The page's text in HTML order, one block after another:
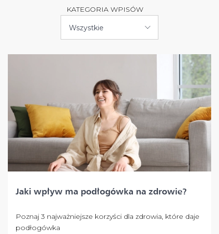
KATEGORIA WPISÓW
Wszystkie
Jaki wpływ ma podłogówka na zdrowie?
Poznaj 3 najważniejsze korzyści dla zdrowia, które daje
podłogówka